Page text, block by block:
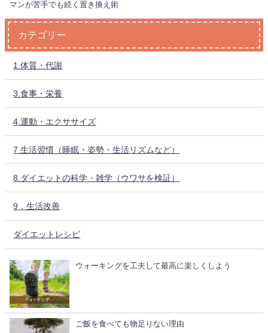
マンが苦手でも続く置き換え術
カテゴリー
1.体質・代謝
3.食事・栄養
4.運動・エクササイズ
7.生活習慣（睡眠・姿勢・生活リズムなど）
8.ダイエットの科学・雑学（ウワサを検証）
9．生活改善
ダイエットレシピ
ウォーキングを工夫して最高に楽しくしよう
ご飯を食べても物足りない理由